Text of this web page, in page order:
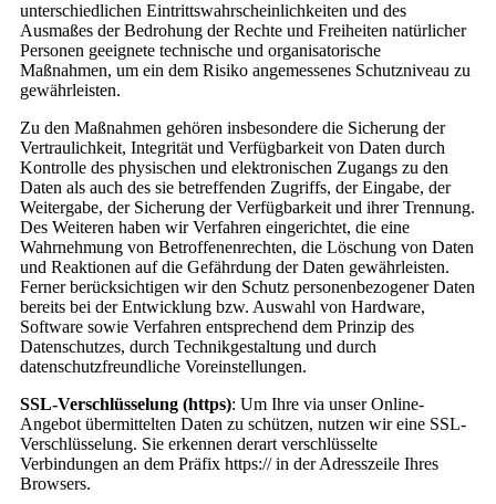
unterschiedlichen Eintrittswahrscheinlichkeiten und des
Ausmaßes der Bedrohung der Rechte und Freiheiten natürlicher
Personen geeignete technische und organisatorische
Maßnahmen, um ein dem Risiko angemessenes Schutzniveau zu
gewährleisten.
Zu den Maßnahmen gehören insbesondere die Sicherung der
Vertraulichkeit, Integrität und Verfügbarkeit von Daten durch
Kontrolle des physischen und elektronischen Zugangs zu den
Daten als auch des sie betreffenden Zugriffs, der Eingabe, der
Weitergabe, der Sicherung der Verfügbarkeit und ihrer Trennung.
Des Weiteren haben wir Verfahren eingerichtet, die eine
Wahrnehmung von Betroffenenrechten, die Löschung von Daten
und Reaktionen auf die Gefährdung der Daten gewährleisten.
Ferner berücksichtigen wir den Schutz personenbezogener Daten
bereits bei der Entwicklung bzw. Auswahl von Hardware,
Software sowie Verfahren entsprechend dem Prinzip des
Datenschutzes, durch Technikgestaltung und durch
datenschutzfreundliche Voreinstellungen.
SSL-Verschlüsselung (https): Um Ihre via unser Online-
Angebot übermittelten Daten zu schützen, nutzen wir eine SSL-
Verschlüsselung. Sie erkennen derart verschlüsselte
Verbindungen an dem Präfix https:// in der Adresszeile Ihres
Browsers.